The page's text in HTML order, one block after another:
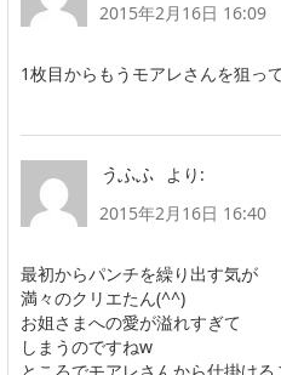
2015年2月16日 16:09
1枚目からもうモアレさんを狙
うふふ
より:
2015年2月16日 16:40
最初からパンチを繰り出す気が
満々のクリエたん(^^)
お姐さまへの愛が溢れすぎて
しまうのですねw